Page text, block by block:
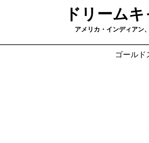
ドリーム
アメリカ・インディアン
ゴールド